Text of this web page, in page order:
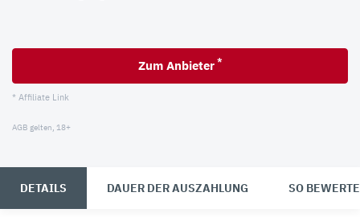
Zum Anbieter *
* Affiliate Link
AGB gelten, 18+
DETAILS DAUER DER AUSZAHLUNG SO